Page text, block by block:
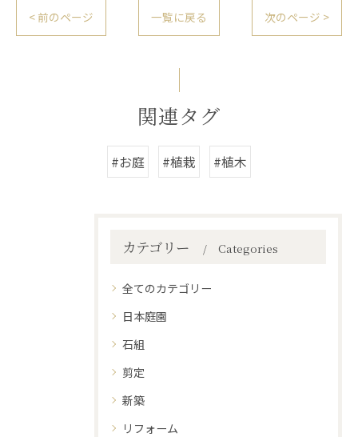
< 前のページ 一覧に戻る 次のページ >
関連タグ
#お庭 #植栽 #植木
カテゴリー Categories
全てのカテゴリー
日本庭園
石組
剪定
新築
リフォーム